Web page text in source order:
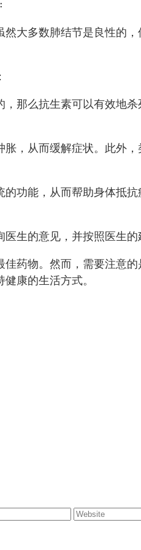
大多数肺结节是良性的
那么抗生素可以有效地
，从而缓解症状。此外
功能，从而帮助身体抵
生的意见，并按照医生的
药物。然而，需要注意
康的生活方式。